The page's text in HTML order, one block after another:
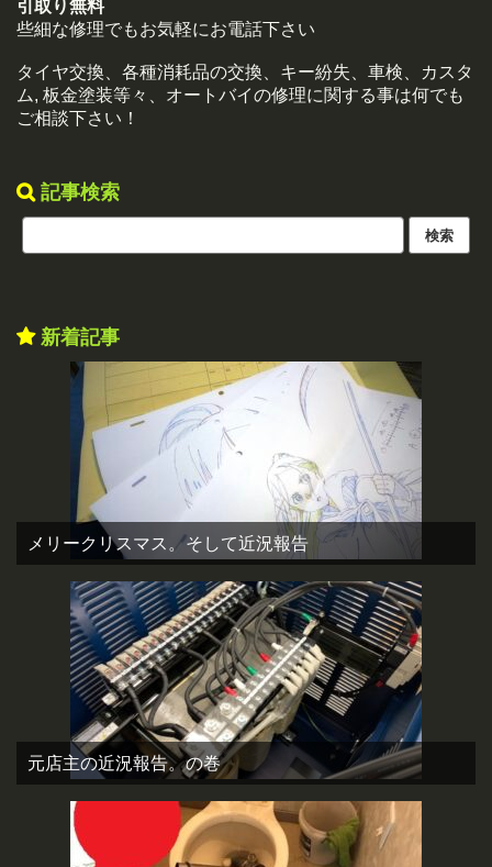
引取り無料
些細な修理でもお気軽にお電話下さい
タイヤ交換、各種消耗品の交換、キー紛失、車検、カスタ
ム, 板金塗装等々、オートバイの修理に関する事は何でも
ご相談下さい！
記事検索
新着記事
メリークリスマス。そして近況報告
元店主の近況報告。の巻